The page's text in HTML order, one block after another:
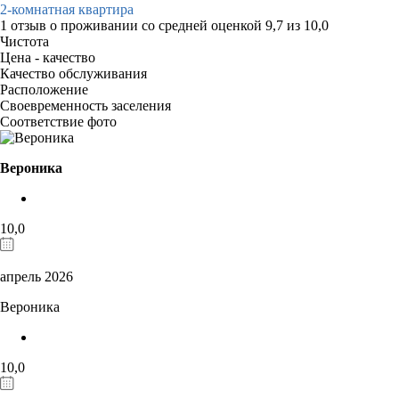
2-комнатная квартира
1 отзыв о проживании со средней оценкой 9,7 из 10,0
Чистота
Цена - качество
Качество обслуживания
Расположение
Своевременность заселения
Соответствие фото
Вероника
10,0
апрель 2026
Вероника
10,0